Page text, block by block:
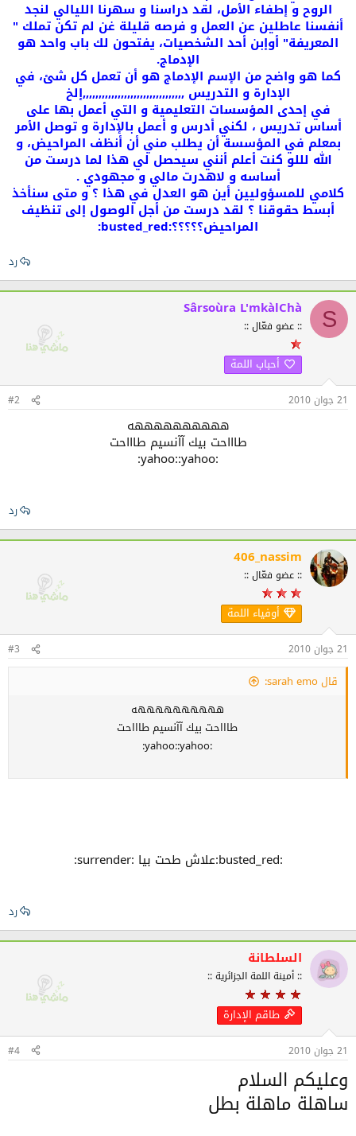
الروح و إطفاء الأمل، لقد دراسنا و سهرنا الليالي لنجد
أنفسنا عاطلين عن العمل و فرصه قليلة غن لم تكن تملك "
المعريفة" أوإبن أحد الشخصيات، يفتحون لك باب واحد هو
الإدماج.
كما هو واضح من الإسم الإدماج هو أن تعمل كل شئ، في
الإدارة و التدريس ,,,,,,,,,,,,,,,,,,,,,,,,,,,,,,,,إلخ
في إحدى المؤسسات التعليمية و التي أعمل بها على
أساس تدريس ، لكني أدرس و أعمل بالإدارة و توصل الأمر
بمعلم في المؤسسة أن يطلب مني أن أنظف المراحيض، و
الله لللو كنت أعلم أنني سيحصل لي هذا لما درست من
أساسه و لاهدرت مالي و مجهودي .
كلامي للمسؤوليين أين هو العدل في هذا ؟ و متى سنأخذ
أبسط حقوقنا ؟ لقد درست من أجل الوصول إلى تنظيف
المراحيض؟؟؟؟؟:busted_red:
رد
S
Sârsoùra L'mkàlChà
:: عضو فعّال ::
أحباب اللمة
21 جوان 2010 #2
ههههههههههه
طاااحت بيك آآنسيم طاااحت
:yahoo::yahoo:
رد
406_nassim
:: عضو فعّال ::
أوفياء اللمة
21 جوان 2010 #3
قال sarah emo:
ههههههههههه
طاااحت بيك آآنسيم طاااحت
:yahoo::yahoo:
:busted_red:علاش طحت بيا :surrender:
رد
السلطانة
:: أمينة اللمة الجزائرية ::
طاقم الإدارة
21 جوان 2010 #4
وعليكم السلام
ساهلة ماهلة بطل